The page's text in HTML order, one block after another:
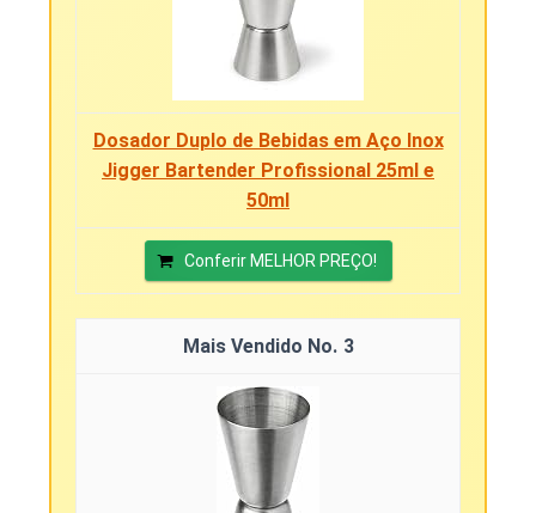
Dosador Duplo de Bebidas em Aço Inox
Jigger Bartender Profissional 25ml e
50ml
Conferir MELHOR PREÇO!
3